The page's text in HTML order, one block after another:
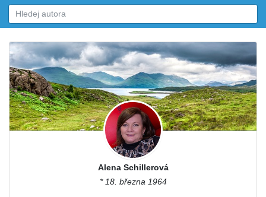
Alena Schillerová
* 18. března 1964